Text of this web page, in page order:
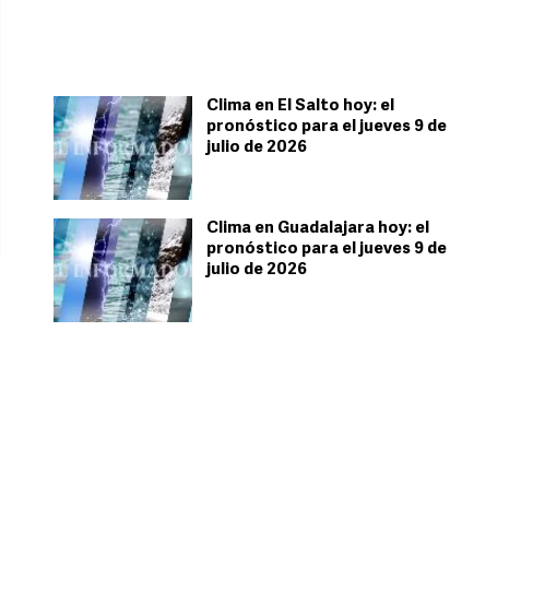
Clima en El Salto hoy: el
pronóstico para el jueves 9 de
julio de 2026
Clima en Guadalajara hoy: el
pronóstico para el jueves 9 de
julio de 2026